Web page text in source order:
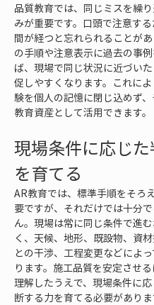
品質教育では、同じミスを繰
みが重要です。口頭で注意す
間が経つと忘れられることが
の手順や注意表示に過去の事
ば、現場で同じ状況に近づい
促しやすくなります。これに
験を個人の記憶に閉じ込めず
教育資産として活用できます。
現場条件に応じ
を育てる
AR教育では、標準手順をそろ
要ですが、それだけでは十分
ん。現場は常に同じ条件で進
く、天候、地形、既設物、資
との干渉、工程変更などによ
ります。施工品質を安定させ
理解したうえで、現場条件に
断する力を育てる必要がありま